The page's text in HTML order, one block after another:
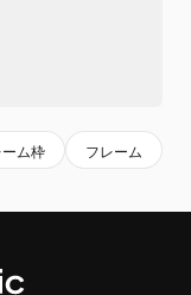
ム枠 フレーム